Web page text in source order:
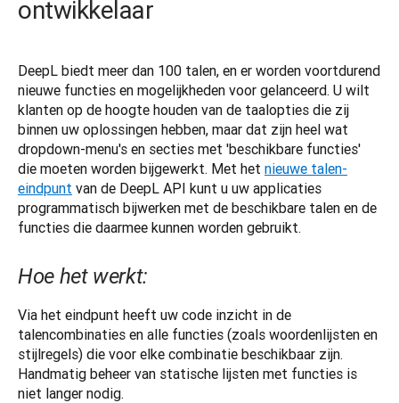
ontwikkelaar
DeepL biedt meer dan 100 talen, en er worden voortdurend
nieuwe functies en mogelijkheden voor gelanceerd. U wilt
klanten op de hoogte houden van de taalopties die zij
binnen uw oplossingen hebben, maar dat zijn heel wat
dropdown-menu's en secties met 'beschikbare functies'
die moeten worden bijgewerkt. Met het nieuwe talen-
eindpunt van de DeepL API kunt u uw applicaties
programmatisch bijwerken met de beschikbare talen en de
functies die daarmee kunnen worden gebruikt.
Hoe het werkt:
Via het eindpunt heeft uw code inzicht in de
talencombinaties en alle functies (zoals woordenlijsten en
stijlregels) die voor elke combinatie beschikbaar zijn.
Handmatig beheer van statische lijsten met functies is
niet langer nodig.